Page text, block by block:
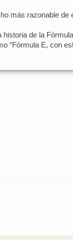
más razonable de
de la
“Fórmula E, con